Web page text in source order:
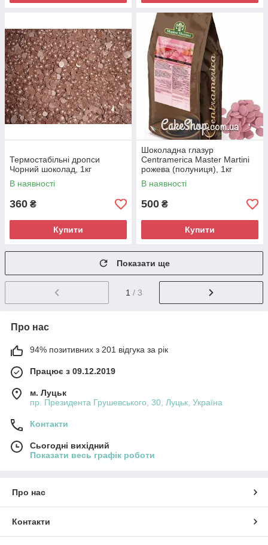
Термостабільні дропси
Чорний шоколад, 1кг
В наявності
360 ₴
Купити
Шоколадна глазур
Centramerica Master Martini
рожева (полуниця), 1кг
В наявності
500 ₴
Купити
Показати ще
1 / 3
Про нас
94% позитивних з 201 відгука за рік
Працює з 09.12.2019
м. Луцьк
пр. Президента Грушевського, 30, Луцьк, Україна
Контакти
Сьогодні вихідний
Показати весь графік роботи
Про нас
Контакти